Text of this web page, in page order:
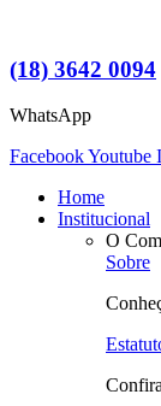
(18) 3642 0094
WhatsApp
FacebookYoutube
Home
Institucional
O
Sobre